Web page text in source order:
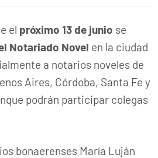
el próximo 13 de junio se
Notariado Novel en la ciudad
a notarios noveles de
Aires, Córdoba, Santa Fe y
podrán participar colegas
bonaerenses María Luján